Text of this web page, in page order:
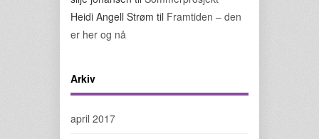
Heidi Angell Strøm til Framtiden – den
er her og nå
Arkiv
april 2017